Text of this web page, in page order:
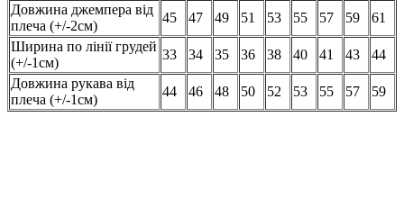
Довжина джемпера від
плеча (+/-2см)
45 47 49 51 53 55 57 59
61
Ширина по лінії грудей
(+/-1см)
33 34 35 36 38 40 41 43
44
Довжина рукава від
плеча (+/-1см)
44 46 48 50 52 53 55 57 59